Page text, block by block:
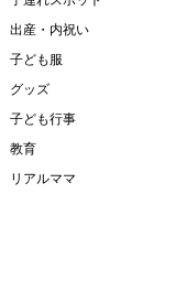
出産・内祝い
子ども服
グッズ
子ども行事
教育
リアルママ